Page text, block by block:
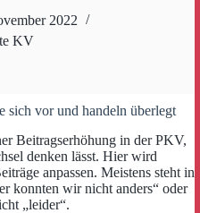
2022
KV
sich vor und handeln überlegt
Beitragserhöhung in der PKV,
denken lässt. Hier wird
anpassen. Meistens steht in
konnten wir nicht anders“ oder
„leider“.